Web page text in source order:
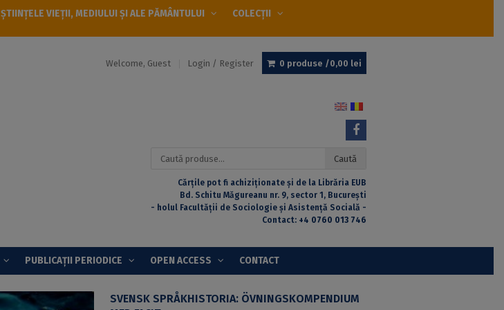
ȘTIINȚELE VIEȚII, MEDIULUI ȘI ALE PĂMÂNTULUI COLECȚII
Welcome, Guest Login / Register 0 produse /0,00 lei
Caută
Caută
Cărțile pot fi achiziționate și de la Librăria EUB
Bd. Schitu Măgureanu nr. 9, sector 1, București
- holul Facultății de Sociologie și Asistență Socială -
Contact: +4 0760 013 746
PUBLICAȚII PERIODICE OPEN ACCESS CONTACT
SVENSK SPRÅKHISTORIA: ÖVNINGSKOMPENDIUM